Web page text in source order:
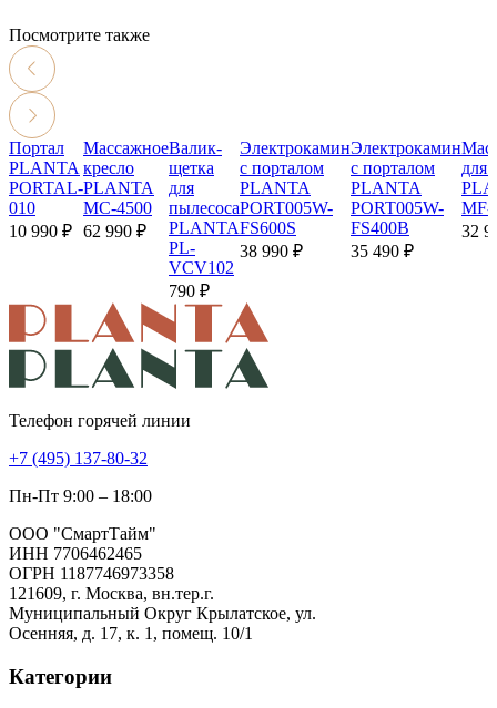
Посмотрите также
Портал
PLANTA
PORTAL-
010
10 990 ₽
Массажное
кресло
PLANTA
MC-4500
62 990 ₽
Валик-
щетка
для
пылесоса
PLANTA
PL-
VCV102
790 ₽
Электрокамин
с порталом
PLANTA
PORT005W-
FS600S
38 990 ₽
Электрокамин
с порталом
PLANTA
PORT005W-
FS400B
35 490 ₽
для
MF-
32
Телефон горячей линии
+7 (495) 137-80-32
Пн-Пт 9:00 – 18:00
ООО "СмартТайм"
ИНН 7706462465
ОГРН 1187746973358
121609, г. Москва, вн.тер.г.
Муниципальный Округ Крылатское, ул.
Осенняя, д. 17, к. 1, помещ. 10/1
Категории